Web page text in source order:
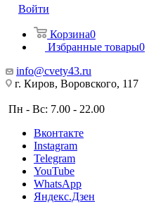
Войти
Корзина0
Избранные товары0
info@cvety43.ru
г. Киров, Воровского, 117
Пн - Вс: 7.00 - 22.00
Вконтакте
Instagram
Telegram
YouTube
WhatsApp
Яндекс.Дзен